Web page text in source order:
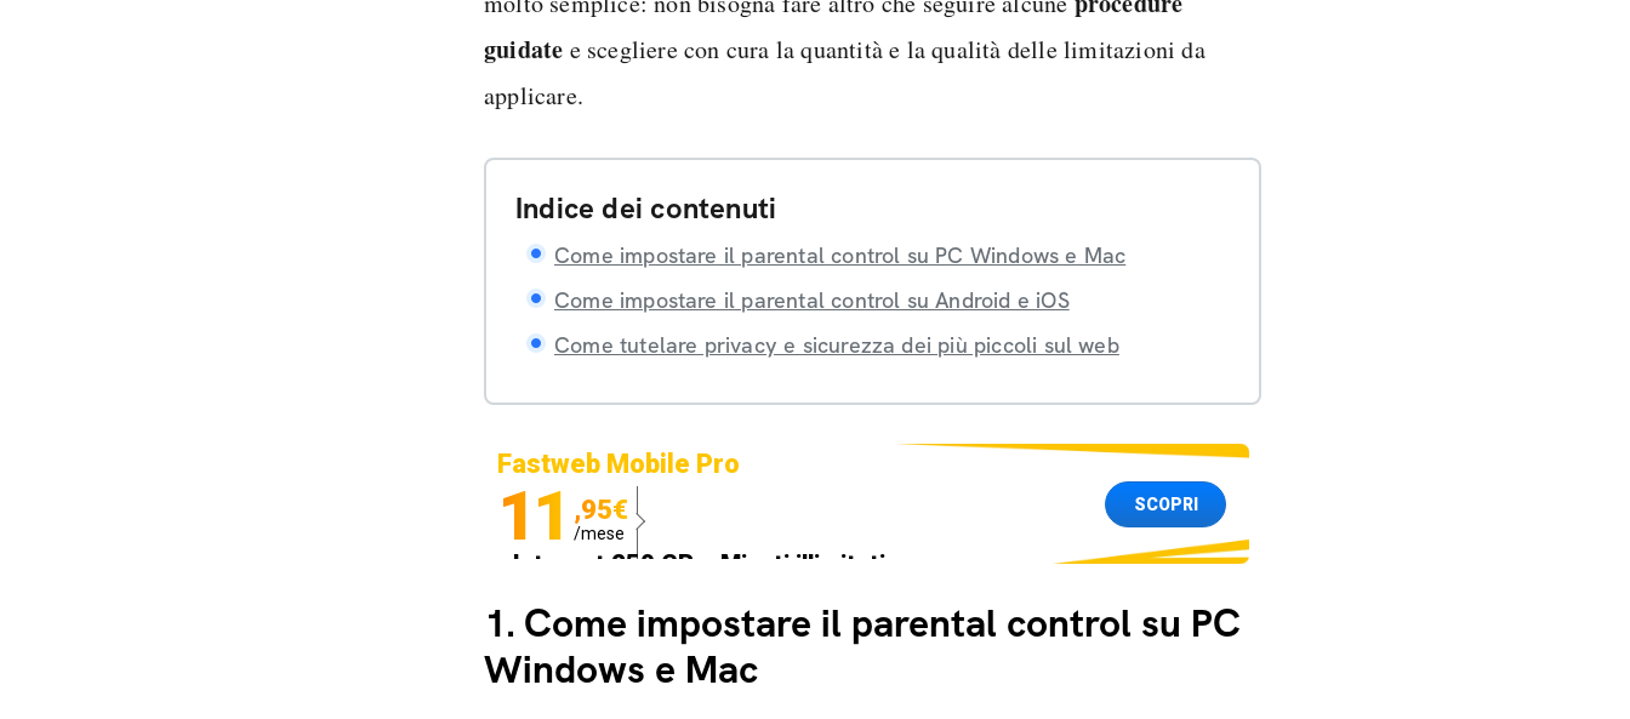
guidate e scegliere con cura la quantità e la qualità delle limitazioni da
applicare.
Indice dei contenuti
Come impostare il parental control su PC Windows e Mac
Come impostare il parental control su Android e iOS
Come tutelare privacy e sicurezza dei più piccoli sul web
Fastweb Mobile Pro
11 ,95€
/mese
Internet 250 GB e Minuti illimitati
SCOPRI
1. Come impostare il parental control su PC
Windows e Mac